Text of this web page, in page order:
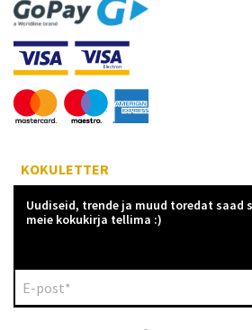
KOKULETTER
Uudiseid, trende ja muud toredat saad
meie kokukirja tellima :)
E-post*